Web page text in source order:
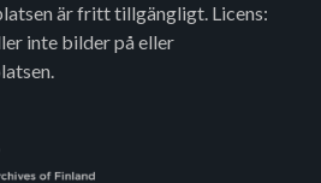
är fritt tillgängligt. Licens:
inte bilder på eller